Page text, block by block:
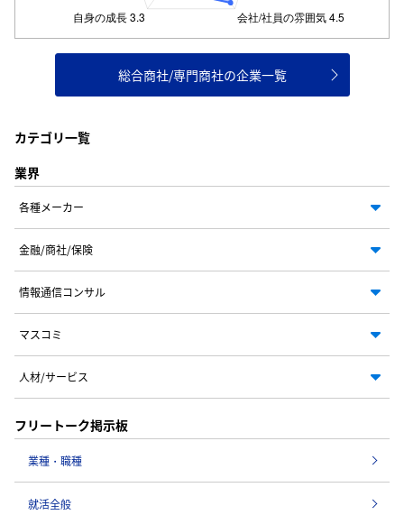
総合商社/専門商社の企業一覧
カテゴリ一覧
業界
各種メーカー
金融/商社/保険
情報通信コンサル
マスコミ
人材/サービス
フリートーク掲示板
業種・職種
就活全般